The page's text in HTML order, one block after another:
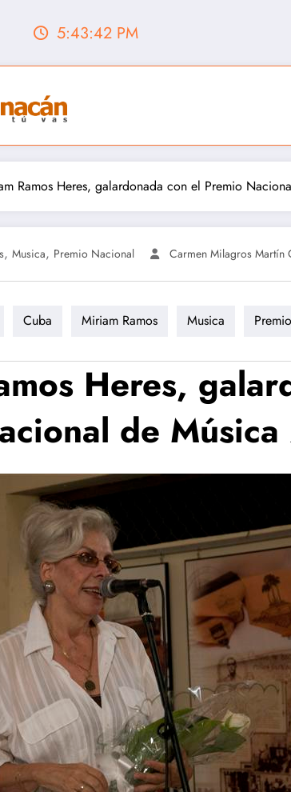
5:43:43 PM
Ramos Heres, galardonada con el Premio
, Musica, Premio Nacional Carmen Milagros Martín
Cuba Miriam Ramos Musica
Heres,
de
Se presenta
proyecto
Pelusín del
Monte de
Artes
Escénicas.